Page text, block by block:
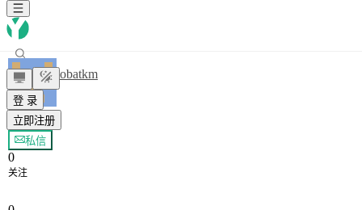
登 录
立即注册
bobatkm
+ 关注
私信
0
关注